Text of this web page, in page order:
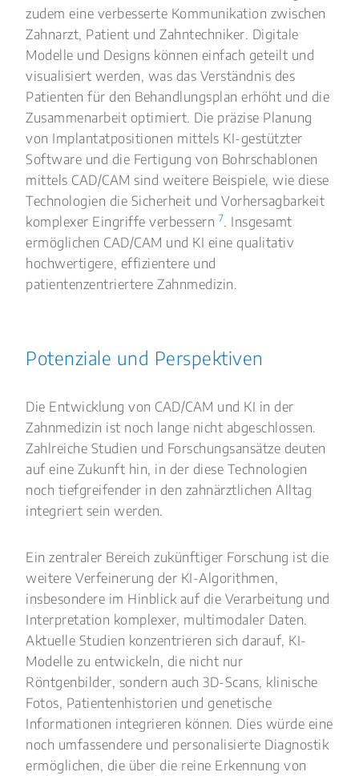
zudem eine verbesserte Kommunikation zwischen
Zahnarzt, Patient und Zahntechniker. Digitale
Modelle und Designs können einfach geteilt und
visualisiert werden, was das Verständnis des
Patienten für den Behandlungsplan erhöht und die
Zusammenarbeit optimiert. Die präzise Planung
von Implantatpositionen mittels KI-gestützter
Software und die Fertigung von Bohrschablonen
mittels CAD/CAM sind weitere Beispiele, wie diese
Technologien die Sicherheit und Vorhersagbarkeit
komplexer Eingriffe verbessern 7. Insgesamt
ermöglichen CAD/CAM und KI eine qualitativ
hochwertigere, effizientere und
patientenzentriertere Zahnmedizin.
Potenziale und Perspektiven
Die Entwicklung von CAD/CAM und KI in der
Zahnmedizin ist noch lange nicht abgeschlossen.
Zahlreiche Studien und Forschungsansätze deuten
auf eine Zukunft hin, in der diese Technologien
noch tiefgreifender in den zahnärztlichen Alltag
integriert sein werden.
Ein zentraler Bereich zukünftiger Forschung ist die
weitere Verfeinerung der KI-Algorithmen,
insbesondere im Hinblick auf die Verarbeitung und
Interpretation komplexer, multimodaler Daten.
Aktuelle Studien konzentrieren sich darauf, KI-
Modelle zu entwickeln, die nicht nur
Röntgenbilder, sondern auch 3D-Scans, klinische
Fotos, Patientenhistorien und genetische
Informationen integrieren können. Dies würde eine
noch umfassendere und personalisierte Diagnostik
ermöglichen, die über die reine Erkennung von